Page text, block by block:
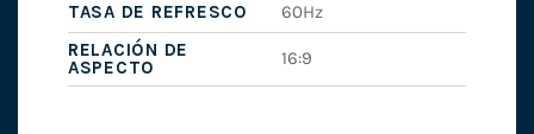
TASA DE REFRESCO
60Hz
RELACIÓN DE
ASPECTO
16:9